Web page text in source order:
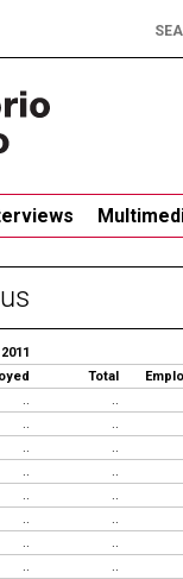
2011
Total
.. ..
.. ..
.. ..
.. ..
.. ..
.. ..
.. ..
.. ..